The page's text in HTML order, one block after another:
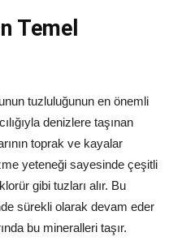
Temel
tuzluluğunun en önemli
denizlere taşınan
toprak ve kayalar
yeteneği sayesinde çeşitli
gibi tuzları alır. Bu
sürekli olarak devam eder
bu mineralleri taşır.